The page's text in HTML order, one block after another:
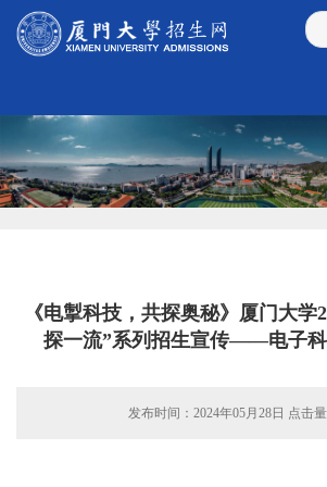
《电掣科技，共探奥秘》厦门大学
探一流”系列招生宣传——电子
发布时间：2024年05月28日 点击量